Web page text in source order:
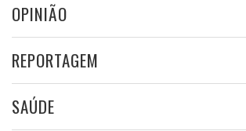
OPINIÃO
REPORTAGEM
SAÚDE